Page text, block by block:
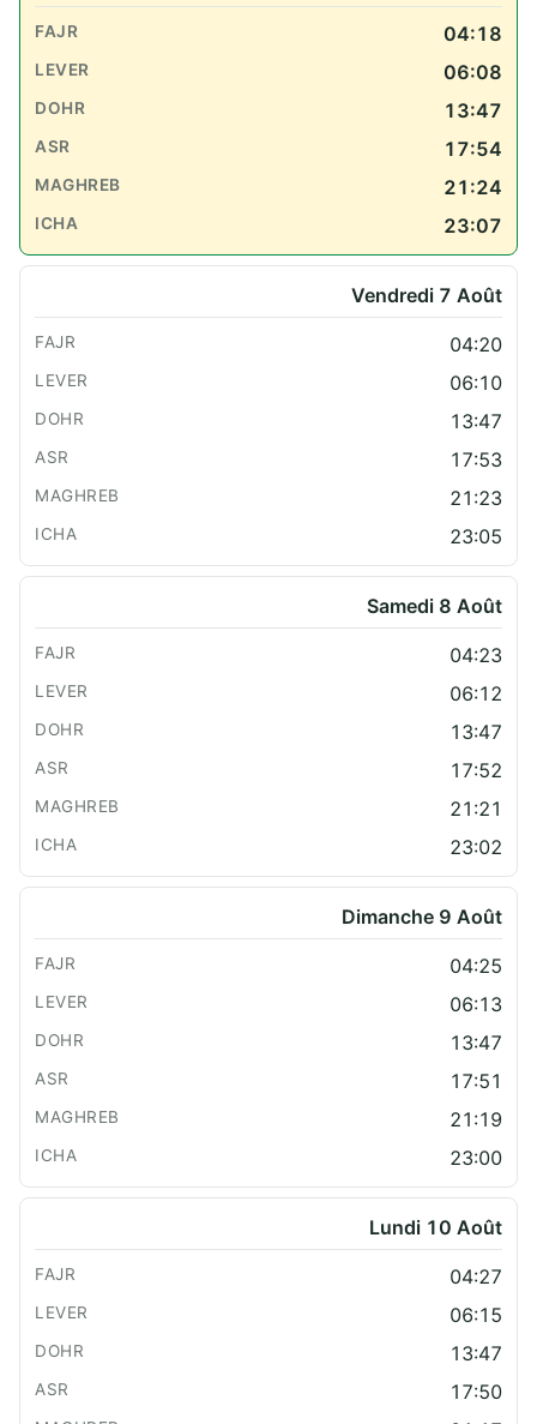
04:18
06:08
13:47
17:54
21:24
23:07
Vendredi 7 Août
04:20
06:10
13:47
17:53
21:23
23:05
Samedi 8 Août
04:23
06:12
13:47
17:52
21:21
23:02
Dimanche 9 Août
04:25
06:13
13:47
17:51
21:19
23:00
Lundi 10 Août
04:27
06:15
13:47
17:50